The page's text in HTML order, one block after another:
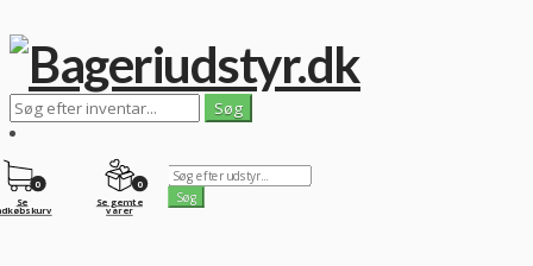
0
Se gemte
varer
0
Se